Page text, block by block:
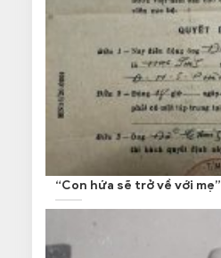
“Con hứa sẽ trở về với mẹ”